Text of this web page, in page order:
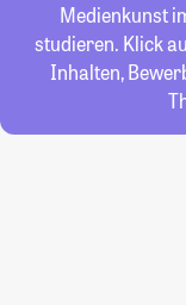
Medienkunst
studieren. Klick
Inhalten,